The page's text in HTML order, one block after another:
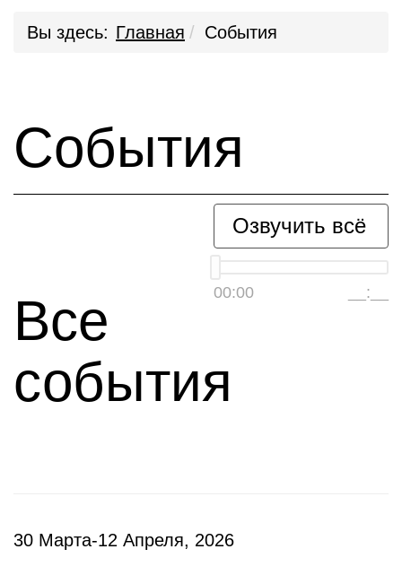
Вы здесь: Главная События
События
Озвучить всё
00:00 __:__
Все
события
30 Марта-12 Апреля, 2026